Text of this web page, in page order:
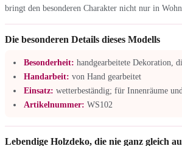
bringt den besonderen Charakter nicht nur in
Die besonderen Details dieses Modells
Besonderheit: handgearbeitete Dekoration,
Handarbeit: von Hand gearbeitet
Einsatz: wetterbeständig; für Innenräume
Artikelnummer: WS102
Lebendige Holzdeko, die nie ganz gleich